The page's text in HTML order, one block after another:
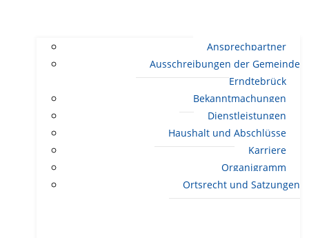
Ansprechpartner
Ausschreibungen der Gemeinde
Erndtebrück
Bekanntmachungen
Dienstleistungen
Haushalt und Abschlüsse
Karriere
Organigramm
Ortsrecht und Satzungen